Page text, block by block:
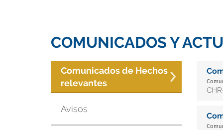
COMUNICADOS Y
Comunicados de Hechos
relevantes
Avisos